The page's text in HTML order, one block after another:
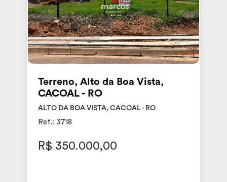
Terreno, Alto da Boa Vista,
CACOAL - RO
ALTO DA BOA VISTA, CACOAL - RO
Ref.: 3718
R$ 350.000,00